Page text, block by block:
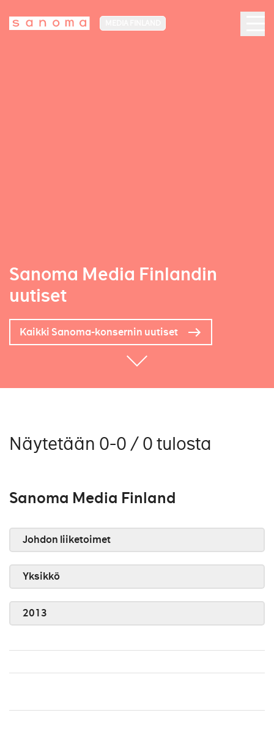
Sanoma Media Finlandin
uutiset
Kaikki Sanoma-konsernin uutiset
Näytetään 0-0 / 0 tulosta
Sanoma Media Finland
Johdon liiketoimet
Yksikkö
2013